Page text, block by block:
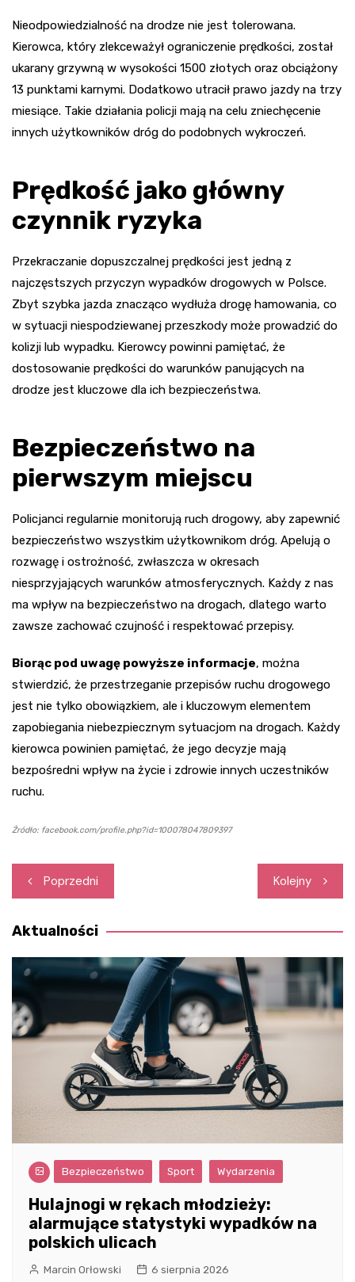
Nieodpowiedzialność na drodze nie jest tolerowana.
Kierowca, który zlekceważył ograniczenie prędkości, został
ukarany grzywną w wysokości 1500 złotych oraz obciążony
13 punktami karnymi. Dodatkowo utracił prawo jazdy na trzy
miesiące. Takie działania policji mają na celu zniechęcenie
innych użytkowników dróg do podobnych wykroczeń.
Prędkość jako główny
czynnik ryzyka
Przekraczanie dopuszczalnej prędkości jest jedną z
najczęstszych przyczyn wypadków drogowych w Polsce.
Zbyt szybka jazda znacząco wydłuża drogę hamowania, co
w sytuacji niespodziewanej przeszkody może prowadzić do
kolizji lub wypadku. Kierowcy powinni pamiętać, że
dostosowanie prędkości do warunków panujących na
drodze jest kluczowe dla ich bezpieczeństwa.
Bezpieczeństwo na
pierwszym miejscu
Policjanci regularnie monitorują ruch drogowy, aby zapewnić
bezpieczeństwo wszystkim użytkownikom dróg. Apelują o
rozwagę i ostrożność, zwłaszcza w okresach
niesprzyjających warunków atmosferycznych. Każdy z nas
ma wpływ na bezpieczeństwo na drogach, dlatego warto
zawsze zachować czujność i respektować przepisy.
Biorąc pod uwagę powyższe informacje, można
stwierdzić, że przestrzeganie przepisów ruchu drogowego
jest nie tylko obowiązkiem, ale i kluczowym elementem
zapobiegania niebezpiecznym sytuacjom na drogach. Każdy
kierowca powinien pamiętać, że jego decyzje mają
bezpośredni wpływ na życie i zdrowie innych uczestników
ruchu.
Źródło: facebook.com/profile.php?id=100078047809397
Nawigacja
wpisu
Poprzedni Kolejny
Aktualności
Bezpieczeństwo Sport Wydarzenia
Hulajnogi w rękach młodzieży:
alarmujące statystyki wypadków na
polskich ulicach
Marcin Orłowski 6 sierpnia 2026